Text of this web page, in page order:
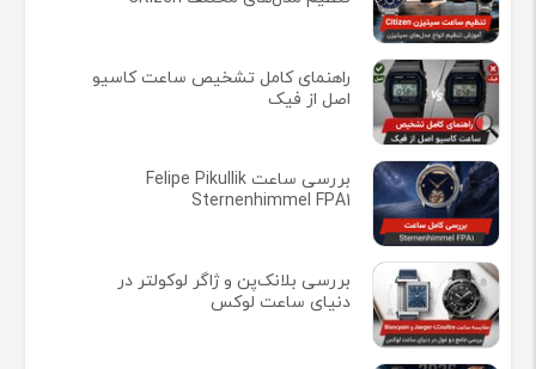
راهنمای کامل تشخیص ساعت کاسیو
اصل از فیک
بررسی ساعت Felipe Pikullik
Sternenhimmel FPA1
بررسی بلانک‌پن و ژاگر لوکولتر در
دنیای ساعت لوکس